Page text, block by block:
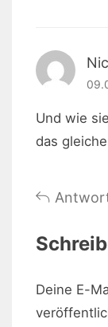
Und wie
das
Deine E-